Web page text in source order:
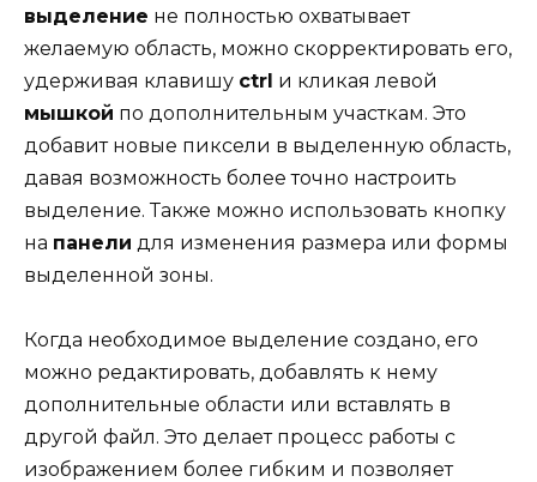
выделение не полностью охватывает
желаемую область, можно скорректировать его,
удерживая клавишу ctrl и кликая левой
мышкой по дополнительным участкам. Это
добавит новые пиксели в выделенную область,
давая возможность более точно настроить
выделение. Также можно использовать кнопку
на панели для изменения размера или формы
выделенной зоны.
Когда необходимое выделение создано, его
можно редактировать, добавлять к нему
дополнительные области или вставлять в
другой файл. Это делает процесс работы с
изображением более гибким и позволяет